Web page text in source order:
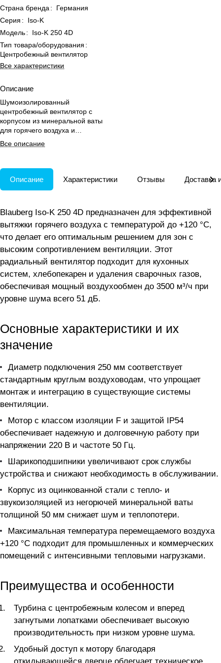
Страна бренда :
Германия
Серия :
Iso-K
Модель:
Iso-K 250 4D
Тип товара/оборудования :
Центробежный вентилятор
Все характеристики
Описание
Шумоизолированный
центробежный вентилятор с
корпусом из минеральной ваты
для горячего воздуха и
вентиляции помещений с
высоким сопротивлением.
Все описание
Описание Характеристики Отзывы Доставка
Blauberg Iso-K 250 4D предназначен для эффективной
вытяжки горячего воздуха с температурой до +120 °С,
что делает его оптимальным решением для зон с
высоким сопротивлением вентиляции. Этот
радиальный вентилятор подходит для кухонных
систем, хлебопекарен и удаления сварочных газов,
обеспечивая мощный воздухообмен до 3500 м³/ч при
уровне шума всего 51 дБ.
Основные характеристики и их
значение
Диаметр подключения 250 мм соответствует
стандартным круглым воздуховодам, что упрощает
монтаж и интеграцию в существующие системы
вентиляции.
Мотор с классом изоляции F и защитой IP54
обеспечивает надежную и долговечную работу при
напряжении 220 В и частоте 50 Гц.
Шарикоподшипники увеличивают срок службы
устройства и снижают необходимость в обслуживании.
Корпус из оцинкованной стали с тепло- и
звукоизоляцией из негорючей минеральной ваты
толщиной 50 мм снижает шум и теплопотери.
Максимальная температура перемещаемого воздуха
+120 °С подходит для промышленных и коммерческих
помещений с интенсивными тепловыми нагрузками.
Преимущества и особенности
Турбина с центробежным колесом и вперед
загнутыми лопатками обеспечивает высокую
производительность при низком уровне шума.
Удобный доступ к мотору благодаря